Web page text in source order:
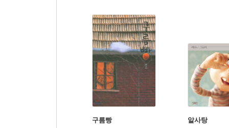
구름빵 알사탕